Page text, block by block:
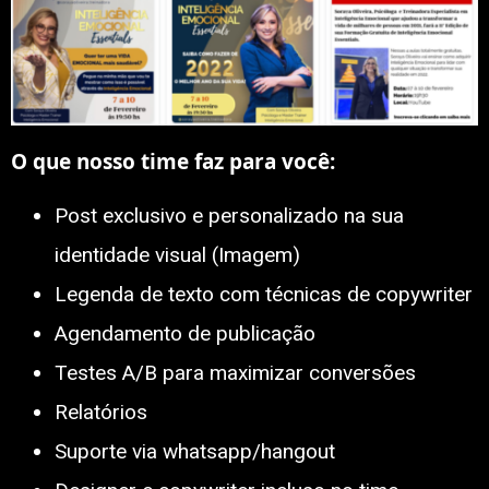
O que nosso time faz para você:
Post exclusivo e personalizado na sua
identidade visual (Imagem)
Legenda de texto com técnicas de copywriter
Agendamento de publicação
Testes A/B para maximizar conversões
Relatórios
Suporte via whatsapp/hangout